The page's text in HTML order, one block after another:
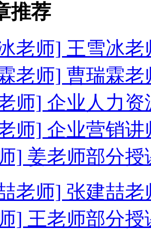
推荐
老师] 王雪冰老
老师] 曹瑞霖老
师] 企业人力
师] 企业营销
] 姜老师部分授
老师] 张建喆老
] 王老师部分